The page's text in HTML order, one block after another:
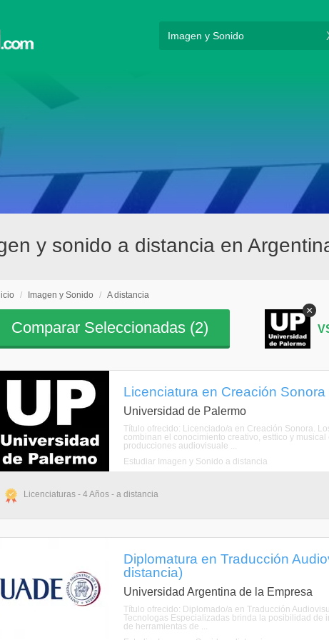
y sonido a distancia en
/ Imagen y Sonido / A distancia
Comparar Seleccionadas (2)
×
Licenciatura en Creación Sonora
Universidad de Palermo
Título ofrecido: Licenciado/a en Creación Sonora.
combinan el conocimiento creativo, esttico y
producciones audiovisuale ...
Estudiar Imagen y Sonido a distancia
Licenciaturas - 4 Años - a distancia
Diplomatura en Traducción
distancia)
Universidad Argentina de la Empresa
Título ofrecido: Diplomado/a en Traducción
Tecnologas Especializadas brinda la posibilidad de
de herramientas de ...